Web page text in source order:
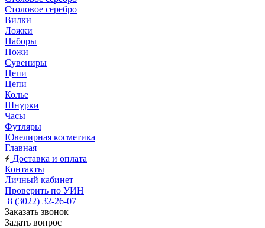
Столовое серебро
Вилки
Ложки
Наборы
Ножи
Сувениры
Цепи
Цепи
Колье
Шнурки
Часы
Футляры
Ювелирная косметика
Главная
Доставка и оплата
Контакты
Личный кабинет
Проверить по УИН
8 (3022) 32-26-07
Заказать звонок
Задать вопрос